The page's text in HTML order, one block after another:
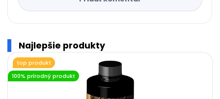
Najlepšie produkty
top produkt
100% prírodný produkt